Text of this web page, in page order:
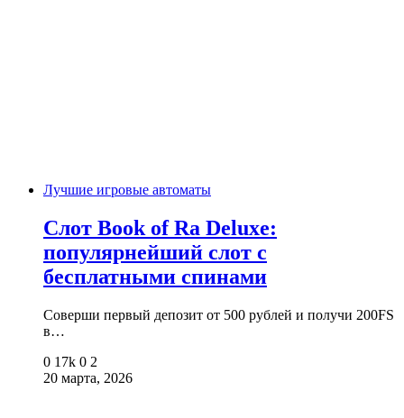
Лучшие игровые автоматы
Слот Book of Ra Deluxe:
популярнейший слот с
бесплатными спинами
Соверши первый депозит от 500 рублей и получи 200FS
в…
0 17k 0 2
20 марта, 2026